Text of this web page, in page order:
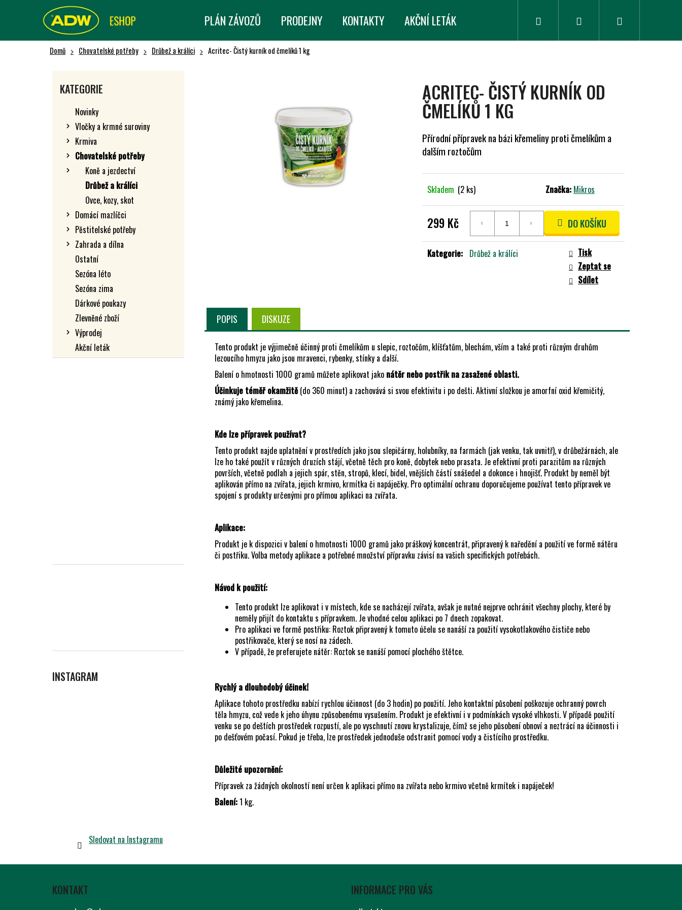
PLÁN ZÁVOZŮ PRODEJNY KONTAKTY AKČNÍ LETÁK ZLEVNĚNÉ ZBOŽÍHledat Přihlášení Nákupní
Domů Chovatelské potřeby Drůbež a králíci Acritec- Čistý kurník od čmelíků 1 kg
kategorie
KATEGORIE
Novinky
Vločky a krmné suroviny
Krmiva
Chovatelské potřeby
Koně a jezdectví
Drůbež a králíci
Ovce, kozy, skot
Domácí mazlíčci
Pěstitelské potřeby
Zahrada a dílna
Ostatní
Sezóna léto
Sezóna zima
Dárkové poukazy
Zlevněné zboží
Výprodej
Akční leták
INSTAGRAM
Sledovat na Instagramu
ACRITEC- ČISTÝ KURNÍK OD
ČMELÍKŮ 1 KG
Přírodní přípravek na bázi křemeliny proti čmelíkům a
dalším roztočům
Skladem (2 ks) Značka: Mikros
299 Kč
cena:
DO KOŠÍKU
Kategorie: Drůbež a králíci
Tisk
Zeptat se
Sdílet
POPIS DISKUZE
Tento produkt je výjimečně účinný proti čmelíkům u slepic, roztočům, klíšťatům, blechám, vším a také proti různým druhům
lezoucího hmyzu jako jsou mravenci, rybenky, stínky a další.
Balení o hmotnosti 1000 gramů můžete aplikovat jako nátěr nebo postřik na zasažené oblasti.
Účinkuje téměř okamžitě(do 360 minut) a zachovává si svou efektivitu i po dešti. Aktivní složkou je amorfní oxid křemičitý,
známý jako křemelina.
Kde lze přípravek používat?
Tento produkt najde uplatnění v prostředích jako jsou slepičárny, holubníky, na farmách (jak venku, tak uvnitř), v drůbežárnách, ale
lze ho také použít v různých druzích stájí, včetně těch pro koně, dobytek nebo prasata. Je efektivní proti parazitům na různých
površích, včetně podlah a jejich spár, stěn, stropů, klecí, bidel, vnějších částí snášedel a dokonce i hnojišť. Produkt by neměl být
aplikován přímo na zvířata, jejich krmivo, krmítka či napáječky. Pro optimální ochranu doporučujeme používat tento přípravek ve
spojení s produkty určenými pro přímou aplikaci na zvířata.
Aplikace:
Produkt je k dispozici v balení o hmotnosti 1000 gramů jako práškový koncentrát, připravený k naředění a použití ve formě nátěru
či postřiku. Volba metody aplikace a potřebné množství přípravku závisí na vašich specifických potřebách.
Návod k použití:
Tento produkt lze aplikovat i v místech, kde se nacházejí zvířata, avšak je nutné nejprve ochránit všechny plochy, které by
neměly přijít do kontaktu s přípravkem. Je vhodné celou aplikaci po 7 dnech zopakovat.
Pro aplikaci ve formě postřiku: Roztok připravený k tomuto účelu se nanáší za použití vysokotlakového čističe nebo
postřikovače, který se nosí na zádech.
V případě, že preferujete nátěr: Roztok se nanáší pomocí plochého štětce.
Rychlý a dlouhodobý účinek!
Aplikace tohoto prostředku nabízí rychlou účinnost (do 3 hodin) po použití. Jeho kontaktní působení poškozuje ochranný povrch
těla hmyzu, což vede k jeho úhynu způsobenému vysušením. Produkt je efektivní i v podmínkách vysoké vlhkosti. V případě použití
venku se po deštích prostředek rozpustí, ale po vyschnutí znovu krystalizuje, čímž se jeho působení obnoví a neztrácí na účinnosti i
po dešťovém počasí. Pokud je třeba, lze prostředek jednoduše odstranit pomocí vody a čistícího prostředku.
Důležité upozornění:
Přípravek za žádných okolností není určen k aplikaci přímo na zvířata nebo krmivo včetně krmítek i napáječek!
Balení:1 kg.
Í
Zpět
do obchodu
Zpět
do obchodu
CO POTŘEBUJETE NAJÍT?
DOPORUČUJEME
Z
KONTAKT INFORMACE PRO VÁS